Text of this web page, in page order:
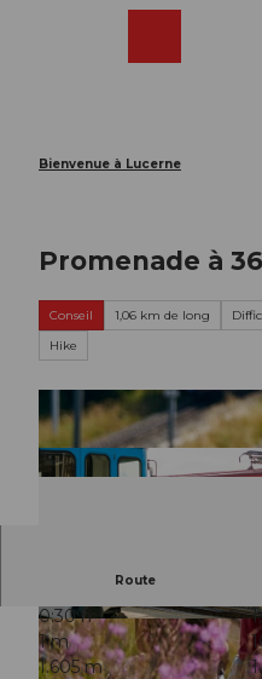
Bienvenue à Lucerne
Promenade à
Conseil 1,06 km de long
Hike
© RIGI BAHNEN AG, Schwyzer Wanderwege
Route
0:30 h
1 m
1.605 m